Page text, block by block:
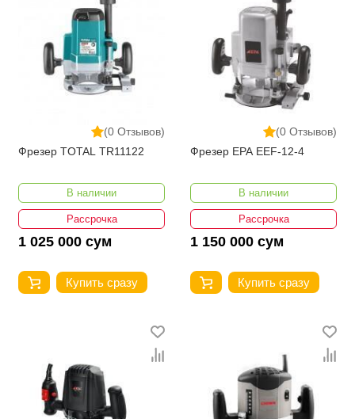
(0 Отзывов)
Фрезер TOTAL TR11122
В наличии
Рассрочка
1 025 000 сум
Купить сразу
(0 Отзывов)
Фрезер EPA EEF-12-4
В наличии
Рассрочка
1 150 000 сум
Купить сразу